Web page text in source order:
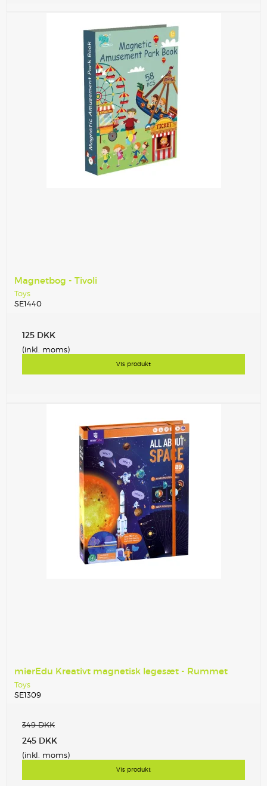
Magnetbog - Tivoli
Toys
SE1440
125 DKK
(inkl. moms)
Vis produkt
mierEdu Kreativt magnetisk legesæt - Rummet
Toys
SE1309
349 DKK
245 DKK
(inkl. moms)
Vis produkt